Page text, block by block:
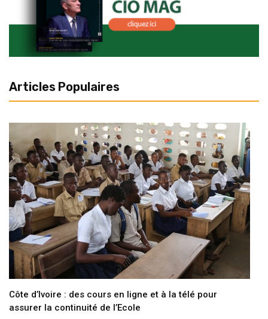
Articles Populaires
Côte d’Ivoire : des cours en ligne et à la télé pour
assurer la continuité de l’Ecole